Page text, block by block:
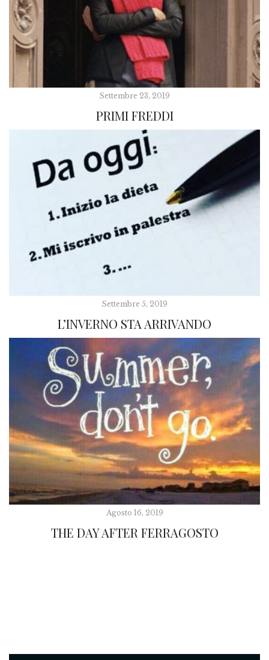
Settembre 23, 2019
PRIMI FREDDI
Settembre 5, 2019
L’INVERNO STA ARRIVANDO
Agosto 16, 2019
THE DAY AFTER FERRAGOSTO